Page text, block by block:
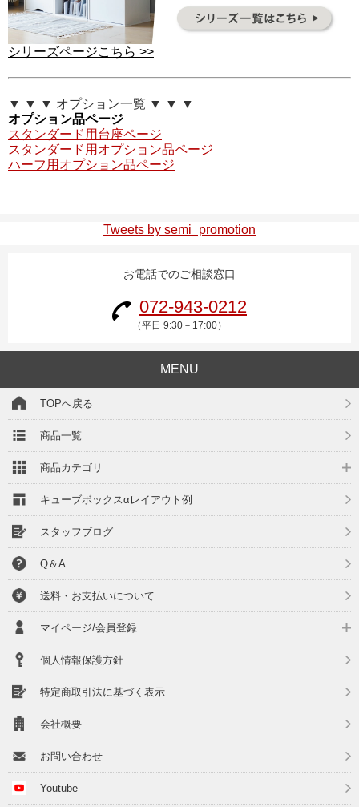
シリーズページこちら >>
▼ ▼ ▼ オプション一覧 ▼ ▼ ▼
オプション品ページ
スタンダード用台座ページ
スタンダード用オプション品ページ
ハーフ用オプション品ページ
Tweets by semi_promotion
お電話でのご相談窓口
072-943-0212
（平日 9:30－17:00）
MENU
TOPへ戻る
商品一覧
商品カテゴリ
キューブボックスαレイアウト例
スタッフブログ
Q＆A
送料・お支払いについて
マイページ/会員登録
個人情報保護方針
特定商取引法に基づく表示
会社概要
お問い合わせ
Youtube